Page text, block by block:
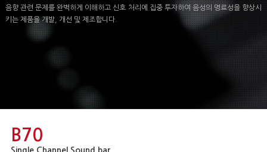
음향 관련 문제를 완벽하게 이해하고 신호 처리에 집중 투자하여 음성의 명료성을 향상시
키는 제품을 개발, 개선 및 제조합니다.
B70
Single Channel Sound bar